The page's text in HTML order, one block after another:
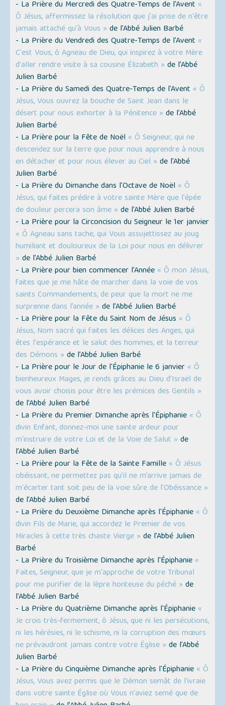
- La Prière du Mercredi des Quatre-Temps de l'Avent «
Ô Jésus, affermissez la résolution que j'ai prise de n'être
jamais attaché qu'à Vous » de l’Abbé Julien Barbé
- La Prière du Vendredi des Quatre-Temps de l'Avent «
C'est Vous, ô Agneau de Dieu, qui inspirez à votre Mère
d'aller rendre visite à sa cousine Élizabeth » de l’Abbé
Julien Barbé
- La Prière du Samedi des Quatre-Temps de l'Avent « Ô
Jésus, Vous ouvrez la bouche de Saint Jean dans le
désert pour nous exhorter à la Pénitence » de l’Abbé
Julien Barbé
- La Prière pour la Fête de Noël « Ô Seigneur, qui ne
descendez sur la terre que pour nous apprendre à nous
en détacher et pour nous élever au Ciel » de l’Abbé
Julien Barbé
- La Prière du Dimanche dans l'Octave de Noël « Ô
Jésus, qui faites prédire à votre sainte Mère que l'épée
de douleur percera son âme » de l’Abbé Julien Barbé
- La Prière pour la Circoncision du Seigneur le 1er janvier
« Ô Agneau sans tache, qui Vous assujettissez au joug
humiliant et douloureux de la Loi pour nous en délivrer
» de l’Abbé Julien Barbé
- La Prière pour bien commencer l’Année « Ô mon Jésus,
faites que je me hâte de marcher dans la voie de vos
saints Commandements, de peur que la mort ne me
surprenne dans l’année » de l’Abbé Julien Barbé
- La Prière pour la Fête du Saint Nom de Jésus « Ô
Jésus, Nom sacré qui faites les délices des Anges, qui
êtes l'espérance et le salut des hommes, et la terreur
des Démons » de l’Abbé Julien Barbé
- La Prière pour le Jour de l'Épiphanie le 6 janvier « Ô
bienheureux Mages, je rends grâces au Dieu d'Israël de
vous avoir choisis pour être les prémices des Gentils »
de l’Abbé Julien Barbé
- La Prière du Premier Dimanche après l'Épiphanie « Ô
divin Enfant, donnez-moi une sainte ardeur pour
m'instruire de votre Loi et de la Voie de Salut » de
l’Abbé Julien Barbé
- La Prière pour la Fête de la Sainte Famille « Ô Jésus
obéissant, ne permettez pas qu’il ne m’arrive jamais de
m'écarter tant soit peu de la voie sûre de l'Obéissance »
de l’Abbé Julien Barbé
- La Prière du Deuxième Dimanche après l'Épiphanie « Ô
divin Fils de Marie, qui accordez le Premier de vos
Miracles à cette très chaste Vierge » de l’Abbé Julien
Barbé
- La Prière du Troisième Dimanche après l'Épiphanie «
Faites, Seigneur, que je m'approche de votre Tribunal
pour me purifier de la lèpre honteuse du péché » de
l’Abbé Julien Barbé
- La Prière du Quatrième Dimanche après l'Épiphanie «
Je crois très-fermement, ô Jésus, que ni les persécutions,
ni les hérésies, ni le schisme, ni la corruption des mœurs
ne prévaudront jamais contre votre Église » de l’Abbé
Julien Barbé
- La Prière du Cinquième Dimanche après l'Épiphanie « Ô
Jésus, Vous avez permis que le Démon semât de l'ivraie
dans votre sainte Église où Vous n'aviez semé que de